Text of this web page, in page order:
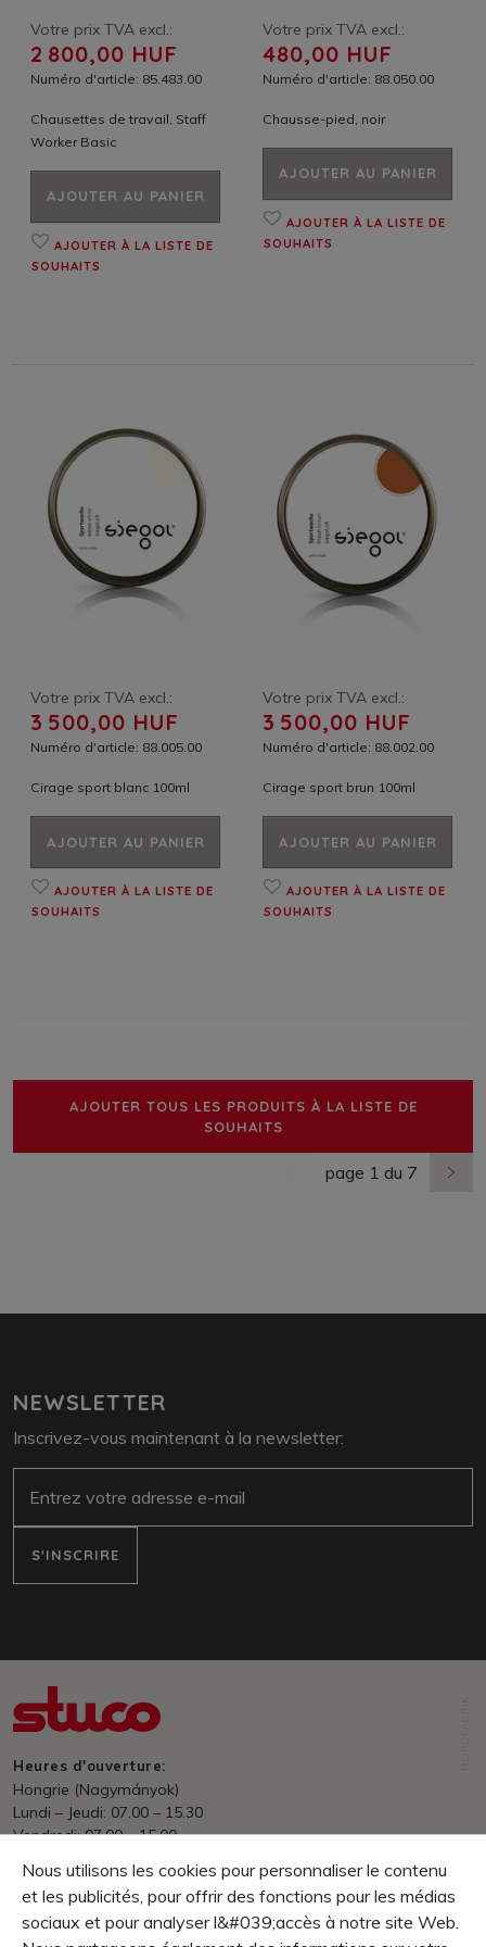
Votre prix TVA excl.:
2 800,00 HUF
Numéro d'article: 85.483.00
Chausettes de travail, Staff
Worker Basic
AJOUTER AU PANIER
AJOUTER À LA LISTE DE
SOUHAITS
Votre prix TVA excl.:
480,00 HUF
Numéro d'article: 88.050.00
Chausse-pied, noir
AJOUTER AU PANIER
AJOUTER À LA LISTE DE
SOUHAITS
Votre prix TVA excl.:
3 500,00 HUF
Numéro d'article: 88.005.00
Cirage sport blanc 100ml
AJOUTER AU PANIER
AJOUTER À LA LISTE DE
SOUHAITS
Votre prix TVA excl.:
3 500,00 HUF
Numéro d'article: 88.002.00
Cirage sport brun 100ml
AJOUTER AU PANIER
AJOUTER À LA LISTE DE
SOUHAITS
AJOUTER TOUS LES PRODUITS À LA LISTE DE
SOUHAITS
page 1 du 7
NEWSLETTER
Inscrivez-vous maintenant à la newsletter:
S'INSCRIRE
Heures d'ouverture:
Hongrie (Nagymányok)
Lundi – Jeudi: 07.00 – 15.30
Vendredi: 07.00 – 15.00
Expédition
en ligne dès prix HUF 70&#039;000.- franco domicile
Nous utilisons les cookies pour personnaliser le contenu
et les publicités, pour offrir des fonctions pour les médias
sociaux et pour analyser l&#039;accès à notre site Web.